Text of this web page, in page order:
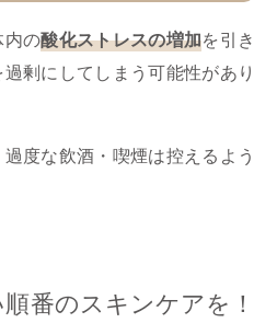
内の酸化ストレスの増加を引き
剰にしてしまう可能性があり
度な飲酒・喫煙は控えるよう
番のスキンケアを！